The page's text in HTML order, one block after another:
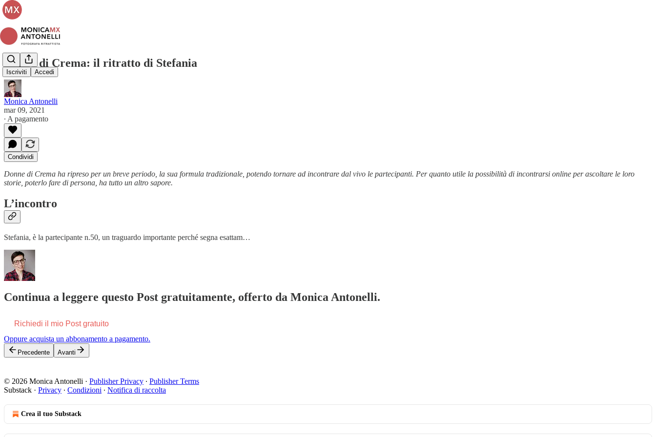
Iscriviti Accedi
Donne di Crema: il ritratto di Stefania
Monica Antonelli
mar 09, 2021
∙ A pagamento
Condividi
Donne di Crema ha ripreso per un breve periodo, la sua formula tradizionale, potendo tornare ad incontrare dal vivo le partecipanti. Per quanto utile la possibilità di incontrarsi online per ascoltare le loro
storie, poterlo fare di persona, ha tutto un altro sapore.
L’incontro
Stefania, è la partecipante n.50, un traguardo importante perché segna esattam…
Continua a leggere questo Post gratuitamente, offerto da Monica Antonelli.
Richiedi il mio Post gratuito
Oppure acquista un abbonamento a pagamento.
Precedente Avanti
© 2026 Monica Antonelli · Publisher Privacy ∙ Publisher Terms
Substack · Privacy ∙ Condizioni ∙ Notifica di raccolta
Crea il tuo Substack